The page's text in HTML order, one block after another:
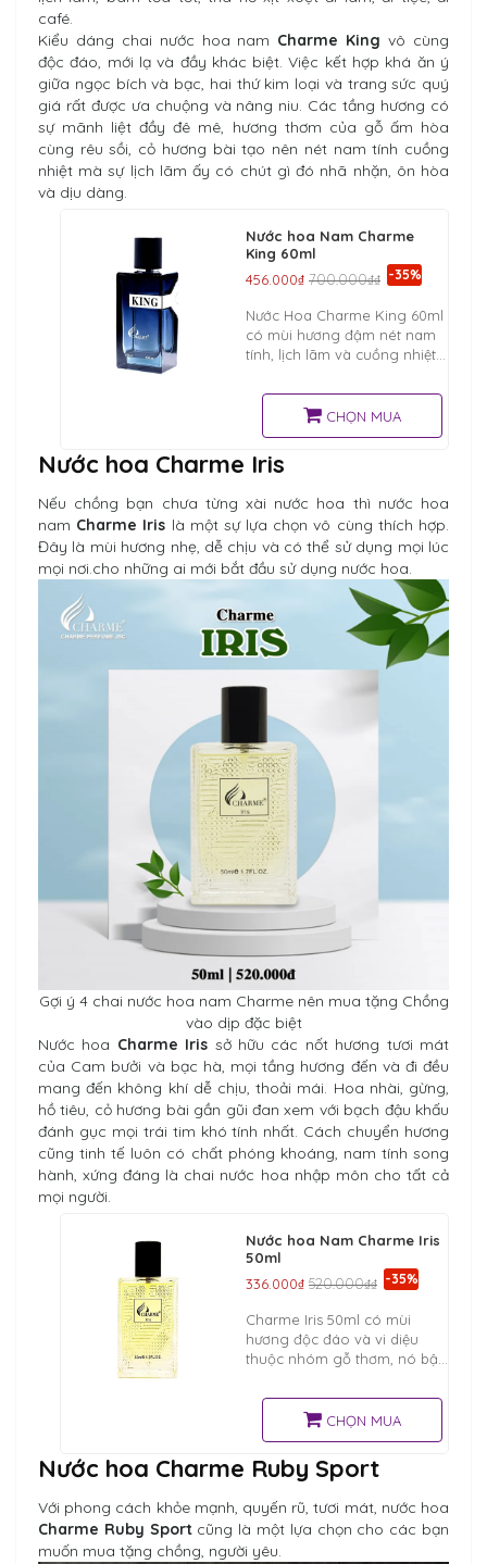
café.
Kiểu dáng chai nước hoa nam Charme King vô cùng
độc đáo, mới lạ và đầy khác biệt. Việc kết hợp khá ăn ý
giữa ngọc bích và bạc, hai thứ kim loại và trang sức quý
giá rất được ưa chuộng và nâng niu. Các tầng hương có
sự mãnh liệt đầy đê mê, hương thơm của gỗ ấm hòa
cùng rêu sồi, cỏ hương bài tạo nên nét nam tính cuồng
nhiệt mà sự lịch lãm ấy có chút gì đó nhã nhặn, ôn hòa
và dịu dàng.
Nước hoa Nam Charme
King 60ml
456.000₫ 700.000₫₫ -35%
Nước Hoa Charme King 60ml
có mùi hương đậm nét nam
tính, lịch lãm và cuồng nhiệt
nhàng, ôn hòa. Charme King
sẽ tạo nên 1 cơn nghiện ngay
CHỌN MUA
Nước hoa Charme Iris
Nếu chồng bạn chưa từng xài nước hoa thì nước hoa
nam Charme Iris là một sự lựa chọn vô cùng thích hợp.
Đây là mùi hương nhẹ, dễ chịu và có thể sử dụng mọi lúc
mọi nơi.cho những ai mới bắt đầu sử dụng nước hoa.
Gợi ý 4 chai nước hoa nam Charme nên mua tặng Chồng
vào dịp đặc biệt
Nước hoa Charme Iris sở hữu các nốt hương tươi mát
của Cam bưởi và bạc hà, mọi tầng hương đến và đi đều
mang đến không khí dễ chịu, thoải mái. Hoa nhài, gừng,
hồ tiêu, cỏ hương bài gần gũi đan xem với bạch đậu khấu
đánh gục mọi trái tim khó tính nhất. Cách chuyển hương
cũng tinh tế luôn có chất phóng khoáng, nam tính song
hành, xứng đáng là chai nước hoa nhập môn cho tất cả
mọi người.
Nước hoa Nam Charme Iris
50ml
336.000₫ 520.000₫₫ -35%
Charme Iris 50ml có mùi
hương độc đáo và vi diệu
thuộc nhóm gỗ thơm, nó bật
mạnh mẽ đi kèm với nét
quyến rũ tạo sức hút tuyệt vời
CHỌN MUA
Nước hoa Charme Ruby Sport
Với phong cách khỏe mạnh, quyến rũ, tươi mát, nước hoa
Charme Ruby Sportcũng là một lựa chọn cho các bạn
muốn mua tặng chồng, người yêu.